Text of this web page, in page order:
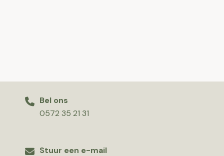
Bel ons
0572 35 21 31
Stuur een e-mail